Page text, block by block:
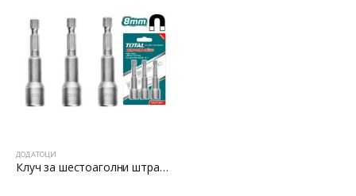
ДОДАТОЦИ
Клуч за шестоаголни штрафови